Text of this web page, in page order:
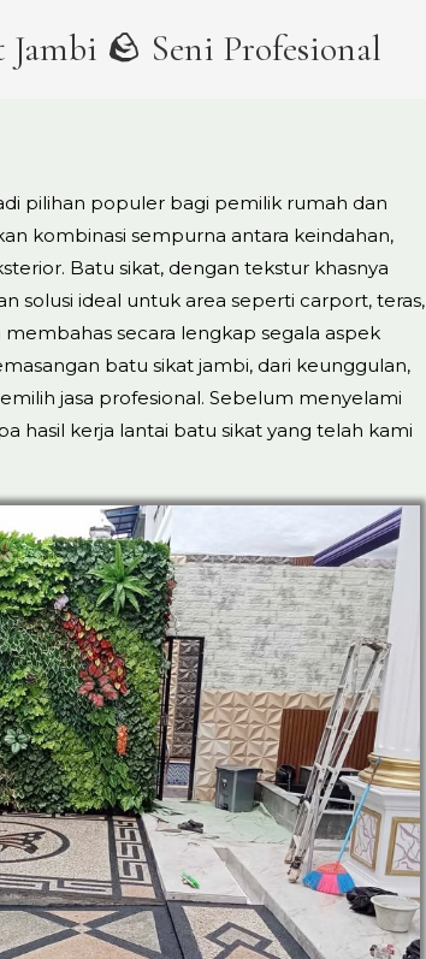
Jambi 🪨 Seni Profesional
pilihan populer bagi pemilik rumah dan
kombinasi sempurna antara keindahan,
Batu sikat, dengan tekstur khasnya
solusi ideal untuk area seperti carport, teras,
membahas secara lengkap segala aspek
batu sikat jambi, dari keunggulan,
jasa profesional. Sebelum menyelami
hasil kerja lantai batu sikat yang telah kami